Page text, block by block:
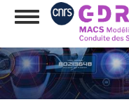
Aller
principal
Toggle